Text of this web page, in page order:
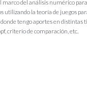
marco del análisis numérico
utilizando la teoría de juegos
tengo aportes en distintas
criterio de comparación, etc.